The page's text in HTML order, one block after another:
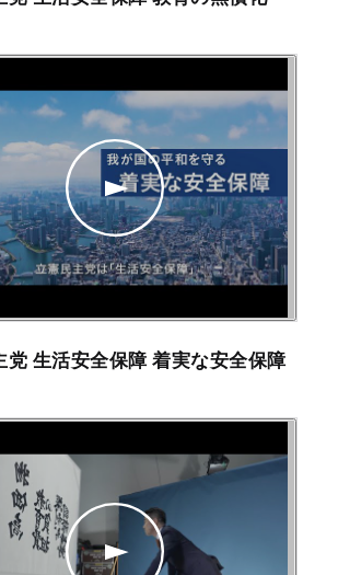
党 生活安全保障 着実な安全保障